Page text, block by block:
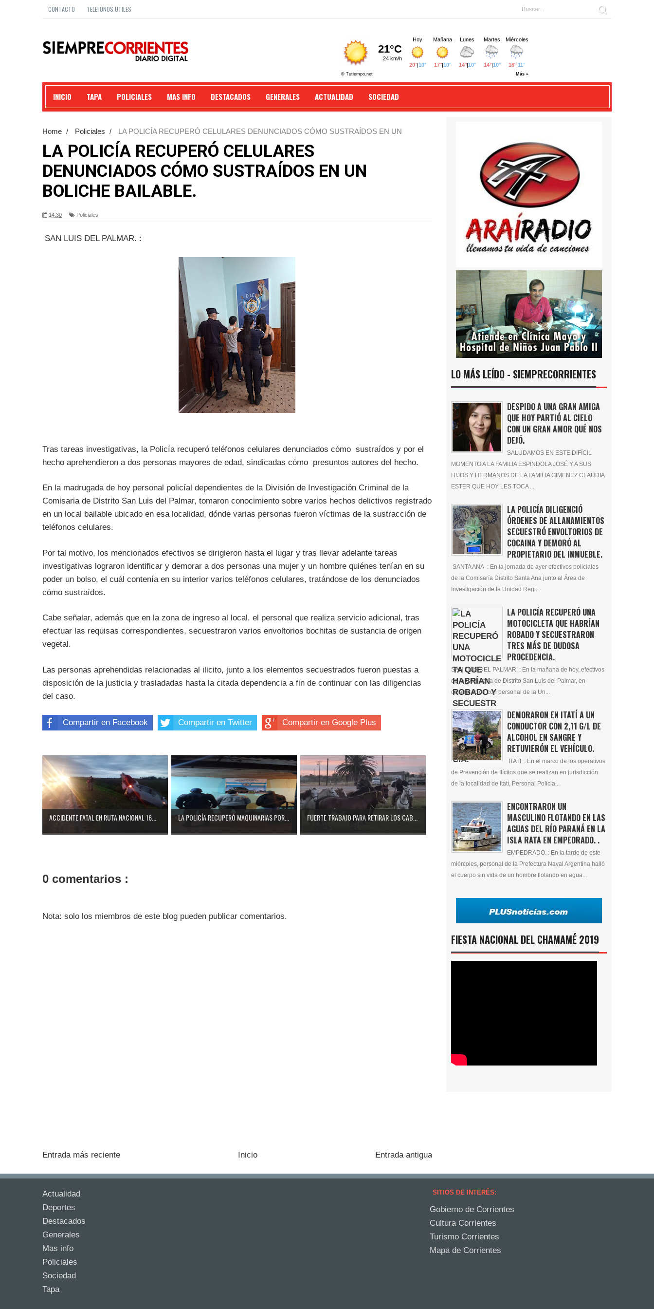
CONTACTO TELEFONOS UTILES
INICIO TAPA POLICIALES MAS INFO DESTACADOS GENERALES ACTUALIDAD SOCIEDAD
Home / Policiales /
LA POLICÍA RECUPERÓ CELULARES DENUNCIADOS CÓMO SUSTRAÍDOS EN UN
LA POLICÍA RECUPERÓ CELULARES
DENUNCIADOS CÓMO SUSTRAÍDOS EN UN
BOLICHE BAILABLE.
14:30 Policiales
SAN LUIS DEL PALMAR. :
Tras tareas investigativas, la Policía recuperó teléfonos celulares denunciados cómo sustraídos y por el
hecho aprehendieron a dos personas mayores de edad, sindicadas cómo presuntos autores del hecho.
En la madrugada de hoy personal policíal dependientes de la División de Investigación Criminal de la
Comisaria de Distrito San Luis del Palmar, tomaron conocimiento sobre varios hechos delictivos registrado
en un local bailable ubicado en esa localidad, dónde varias personas fueron víctimas de la sustracción de
teléfonos celulares.
Por tal motivo, los mencionados efectivos se dirigieron hasta el lugar y tras llevar adelante tareas
investigativas lograron identificar y demorar a dos personas una mujer y un hombre quiénes tenían en su
poder un bolso, el cuál contenía en su interior varios teléfonos celulares, tratándose de los denunciados
cómo sustraídos.
Cabe señalar, además que en la zona de ingreso al local, el personal que realiza servicio adicional, tras
efectuar las requisas correspondientes, secuestraron varios envoltorios bochitas de sustancia de origen
vegetal.
Las personas aprehendidas relacionadas al ilicito, junto a los elementos secuestrados fueron puestas a
disposición de la justicia y trasladadas hasta la citada dependencia a fin de continuar con las diligencias
del caso.
Compartir en Facebook Compartir en Twitter Compartir en Google Plus
ACCIDENTE FATAL EN RUTA NACIONAL 16... LA POLICÍA RECUPERÓ MAQUINARIAS POR... FUERTE TRABAJO PARA RETIRAR LOS CAB...
0 comentarios :
Nota: solo los miembros de este blog pueden publicar comentarios.
Entrada más reciente Entrada antigua
Inicio
LO MÁS LEÍDO - SIEMPRECORRIENTES
DESPIDO A UNA GRAN AMIGA
QUE HOY PARTIÓ AL CIELO
CON UN GRAN AMOR QUÉ NOS
DEJÓ.
SALUDAMOS EN ESTE DIFÍCIL
MOMENTO A LA FAMILIA ESPINDOLA JOSÉ Y A SUS
HIJOS Y HERMANOS DE LA FAMILIA GIMENEZ CLAUDIA
ESTER QUE HOY LES TOCA ...
LA POLICÍA DILIGENCIÓ
ÓRDENES DE ALLANAMIENTOS
SECUESTRÓ ENVOLTORIOS DE
COCAINA Y DEMORÓ AL
PROPIETARIO DEL INMUEBLE.
SANTA ANA : En la jornada de ayer efectivos policiales
de la Comisaría Distrito Santa Ana junto al Área de
Investigación de la Unidad Regi...
LA POLICÍA RECUPERÓ UNA
MOTOCICLETA QUE HABRÍAN
ROBADO Y SECUESTRARON
TRES MÁS DE DUDOSA
PROCEDENCIA.
SAN LUIS DEL PALMAR. : En la mañana de hoy, efectivos
de la Comisaría de Distrito San Luis del Palmar, en
colaboración con personal de la Un...
DEMORARON EN ITATÍ A UN
CONDUCTOR CON 2,11 G/L DE
ALCOHOL EN SANGRE Y
RETUVIERÓN EL VEHÍCULO.
ITATI : En el marco de los operativos
de Prevención de Ilícitos que se realizan en jurisdicción
de la localidad de Itatí, Personal Policia...
ENCONTRARON UN
MASCULINO FLOTANDO EN LAS
AGUAS DEL RÍO PARANÁ EN LA
ISLA RATA EN EMPEDRADO. .
EMPEDRADO. : En la tarde de este
miércoles, personal de la Prefectura Naval Argentina halló
el cuerpo sin vida de un hombre flotando en agua...
FIESTA NACIONAL DEL CHAMAMÉ 2019
Actualidad
Deportes
Destacados
Generales
Mas info
Policiales
Sociedad
Tapa
SITIOS DE INTERÉS:
Gobierno de Corrientes
Cultura Corrientes
Turismo Corrientes
Mapa de Corrientes